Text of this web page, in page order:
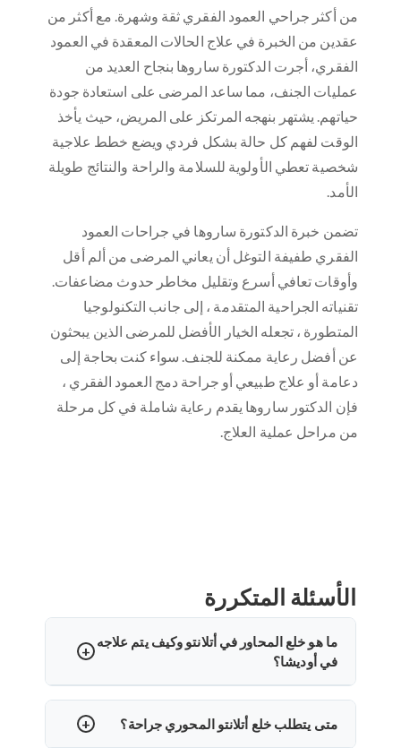
من أكثر جراحي العمود الفقري ثقة وشهرة. مع أكثر من
عقدين من الخبرة في علاج الحالات المعقدة في العمود
الفقري، أجرت الدكتورة ساروها بنجاح العديد من
عمليات الجنف، مما ساعد المرضى على استعادة جودة
حياتهم. يشتهر بنهجه المرتكز على المريض، حيث يأخذ
الوقت لفهم كل حالة بشكل فردي ويضع خطط علاجية
شخصية تعطي الأولوية للسلامة والراحة والنتائج طويلة
الأمد.
تضمن خبرة الدكتورة ساروها في جراحات العمود
الفقري طفيفة التوغل أن يعاني المرضى من ألم أقل
وأوقات تعافي أسرع وتقليل مخاطر حدوث مضاعفات.
تقنياته الجراحية المتقدمة ، إلى جانب التكنولوجيا
المتطورة ، تجعله الخيار الأفضل للمرضى الذين يبحثون
عن أفضل رعاية ممكنة للجنف. سواء كنت بحاجة إلى
دعامة أو علاج طبيعي أو جراحة دمج العمود الفقري ،
فإن الدكتور ساروها يقدم رعاية شاملة في كل مرحلة
من مراحل عملية العلاج.
الأسئلة المتكررة
ما هو خلع المحاور في أتلانتو وكيف يتم علاجه
في أوديشا؟
خلع المحور الأطلسي (AAD) هو انحراف بين الفقرتين
العنقيين الأوليين. في أوديشا، قد يشمل العلاج تقويم
متى يتطلب خلع أتلانتو المحوري جراحة؟